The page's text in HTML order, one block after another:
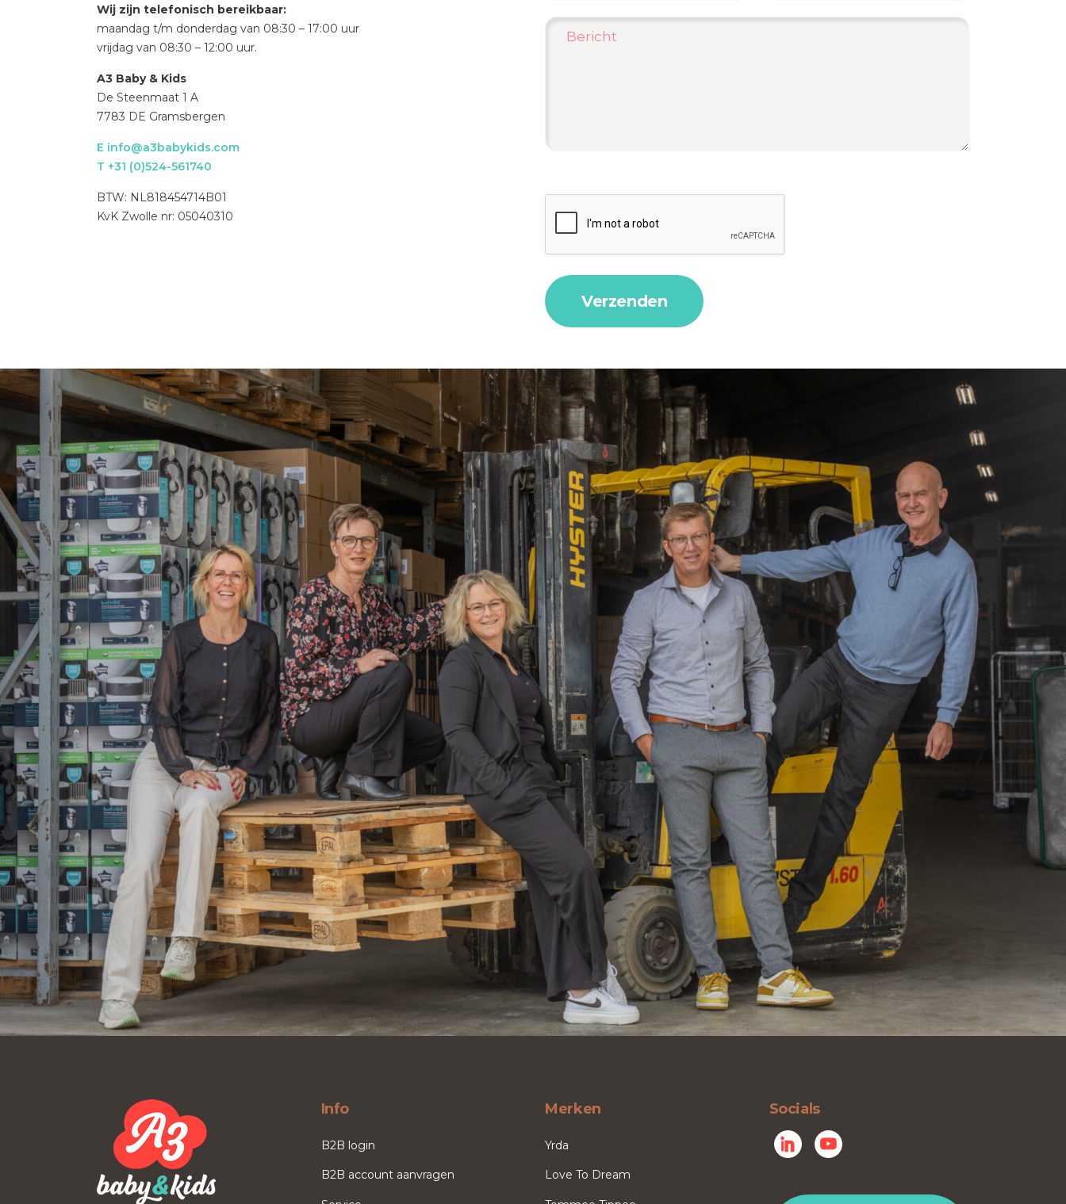
Wij zijn telefonisch bereikbaar:
maandag t/m donderdag van 08:30 – 17:00 uur
vrijdag van 08:30 – 12:00 uur.
A3 Baby & Kids
De Steenmaat 1 A
7783 DE Gramsbergen
E info@a3babykids.com
T +31 (0)524-561740
BTW: NL818454714B01
KvK Zwolle nr: 05040310
Verzenden
Info
B2B login
B2B account aanvragen
Merken
Yrda
Love To Dream
Socials